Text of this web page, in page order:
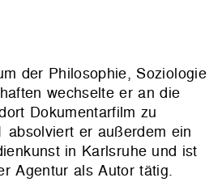
der Philosophie, Soziologie
wechselte er an die
Dokumentarfilm zu
absolviert er außerdem ein
in Karlsruhe und ist
Agentur als Autor tätig.